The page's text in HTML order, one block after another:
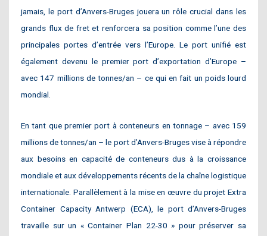
jamais, le port d’Anvers-Bruges jouera un rôle crucial dans les
grands flux de fret et renforcera sa position comme l’une des
principales portes d’entrée vers l’Europe. Le port unifié est
également devenu le premier port d’exportation d’Europe –
avec 147 millions de tonnes/an – ce qui en fait un poids lourd
mondial.
En tant que premier port à conteneurs en tonnage – avec 159
millions de tonnes/an – le port d’Anvers-Bruges vise à répondre
aux besoins en capacité de conteneurs dus à la croissance
mondiale et aux développements récents de la chaîne logistique
internationale. Parallèlement à la mise en œuvre du projet Extra
Container Capacity Antwerp (ECA), le port d’Anvers-Bruges
travaille sur un « Container Plan 22-30 » pour préserver sa